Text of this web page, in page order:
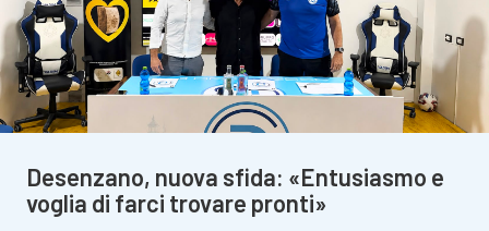
Desenzano, nuova sfida: «Entusiasmo e
voglia di farci trovare pronti»